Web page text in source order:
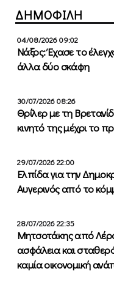
ΔΗΜΟΦΙΛΗ
04/08/2026 09:02
Νάξος: Έχασε το
άλλα δύο σκάφη
30/07/2026 08:26
Θρίλερ με τη
κινητό της μέχρι το
29/07/2026 22:00
Ελπίδα για την
Αυγερινός από το
28/07/2026 22:35
Μητσοτάκης από
ασφάλεια και
καμία οικονομική